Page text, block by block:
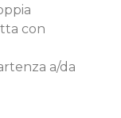
con
a/da